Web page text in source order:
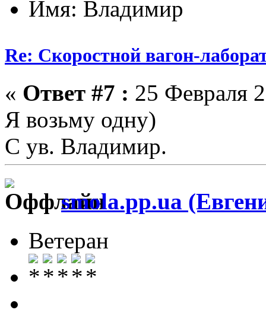
Имя: Владимир
Re: Скоростной вагон-
« Ответ #7 : 25 Февраля
Я возьму одну)
С ув. Владимир.
smola.pp.ua
Ветеран